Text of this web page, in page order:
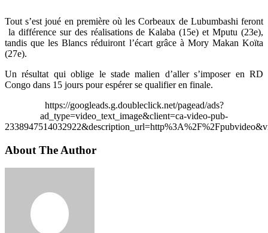
Tout s’est joué en première où les Corbeaux de Lubumbashi feront
la différence sur des réalisations de Kalaba (15e) et Mputu (23e),
tandis que les Blancs réduiront l’écart grâce à Mory Makan Koïta
(27e).
Un résultat qui oblige le stade malien d’aller s’imposer en RD
Congo dans 15 jours pour espérer se qualifier en finale.
https://googleads.g.doubleclick.net/pagead/ads?
ad_type=video_text_image&client=ca-video-pub-
About The Author